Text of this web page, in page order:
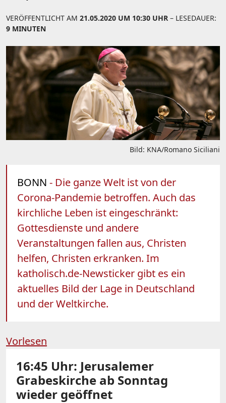
VERÖFFENTLICHT AM 21.05.2020 UM 10:30 UHR – LESEDAUER:
9 MINUTEN
Bild: KNA/Romano Siciliani
BONN - Die ganze Welt ist von der
Corona-Pandemie betroffen. Auch das
kirchliche Leben ist eingeschränkt:
Gottesdienste und andere
Veranstaltungen fallen aus, Christen
helfen, Christen erkranken. Im
katholisch.de-Newsticker gibt es ein
aktuelles Bild der Lage in Deutschland
und der Weltkirche.
Vorlesen
16:45 Uhr: Jerusalemer
Grabeskirche ab Sonntag
wieder geöffnet